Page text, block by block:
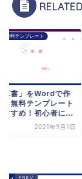
無料テンプレート
算書」をWordで作
ら無料テンプレート
すすめ！初心者に...
2021年9月1日